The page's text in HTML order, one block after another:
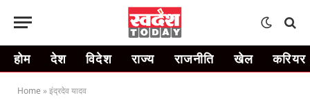
होम देश विदेश राज्य राजनीति खेल करियर
Home »इंद्रदेव यादव